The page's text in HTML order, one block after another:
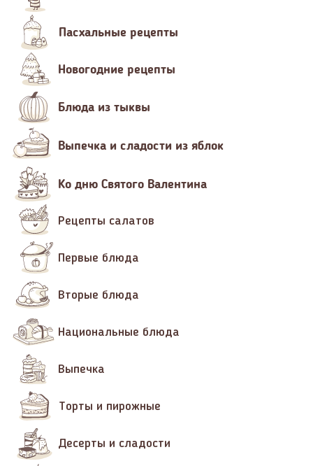
Пасхальные рецепты
Новогодние рецепты
Блюда из тыквы
Выпечка и сладости из яблок
Ко дню Святого Валентина
Рецепты салатов
Первые блюда
Вторые блюда
Национальные блюда
Выпечка
Торты и пирожные
Десерты и сладости